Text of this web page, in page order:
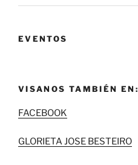
EVENTOS
VISANOS TAMBIÉN EN:
FACEBOOK
GLORIETA JOSE BESTEIRO